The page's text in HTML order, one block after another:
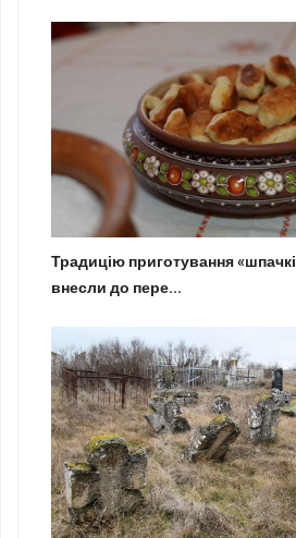
Традицію приготування
внесли до пере...